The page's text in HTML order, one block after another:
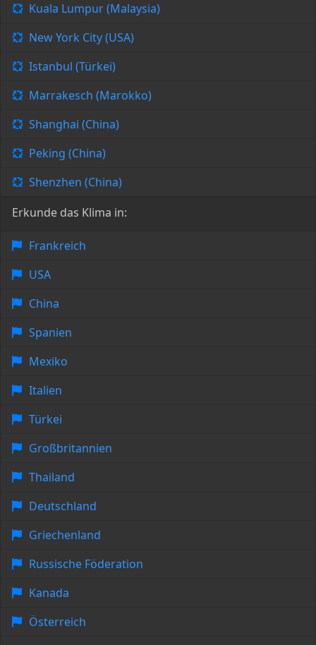
Kuala Lumpur (Malaysia)
New York City (USA)
Istanbul (Türkei)
Marrakesch (Marokko)
Shanghai (China)
Peking (China)
Shenzhen (China)
Erkunde das Klima in:
Frankreich
USA
China
Spanien
Mexiko
Italien
Türkei
Großbritannien
Thailand
Deutschland
Griechenland
Russische Föderation
Kanada
Österreich